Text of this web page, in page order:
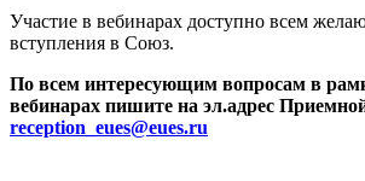
Участие в вебинарах доступно всем
вступления в Союз.
По всем интересующим вопросам в
вебинарах пишите на эл.адрес
reception_eues@eues.ru